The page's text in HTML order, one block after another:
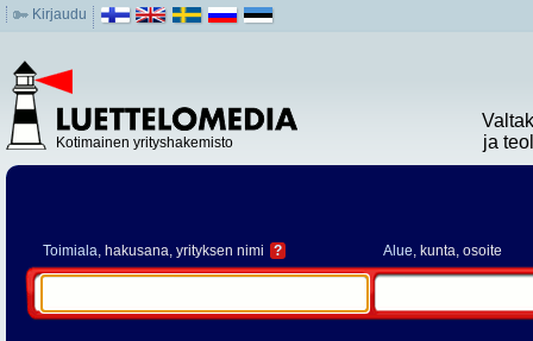
Kirjaudu
Kotimainen yrityshakemisto
ja
Toimiala, hakusana, yrityksen nimi ? Alue, kunta, osoite